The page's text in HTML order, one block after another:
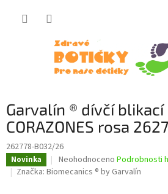
Garvalín ® dívčí
CORAZONES rosa
262778-B032/26
Novinka
Průměrné
hodnocení
Neohodnoceno Podrobnosti
Značka: Biomecanics ® by Garvalín